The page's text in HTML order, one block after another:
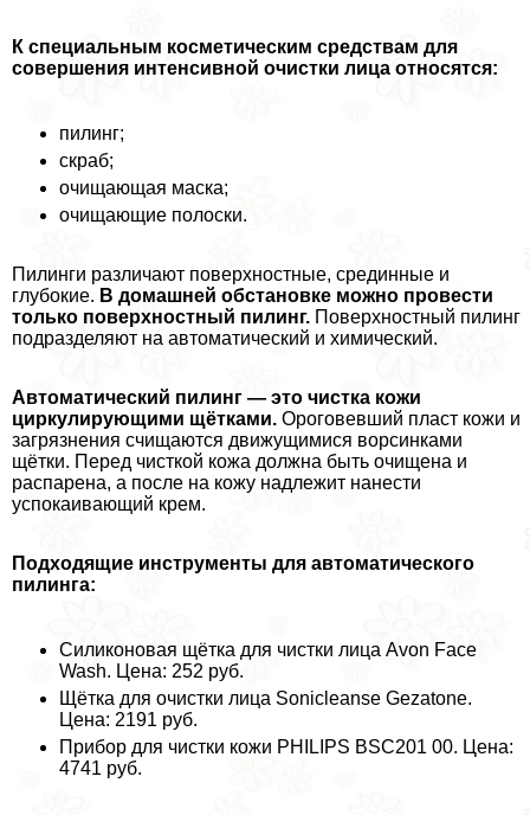
К специальным косметическим средствам для
совершения интенсивной очистки лица относятся:
пилинг;
скраб;
очищающая маска;
очищающие полоски.
Пилинги различают поверхностные, срединные и
глубокие. В домашней обстановке можно провести
только поверхностный пилинг. Поверхностный пилинг
подразделяют на автоматический и химический.
Автоматический пилинг — это чистка кожи
циркулирующими щётками. Ороговевший пласт кожи и
загрязнения счищаются движущимися ворсинками
щётки. Перед чисткой кожа должна быть очищена и
распарена, а после на кожу надлежит нанести
успокаивающий крем.
Подходящие инструменты для автоматического
пилинга:
Силиконовая щётка для чистки лица Avon Face
Wash. Цена: 252 руб.
Щётка для очистки лица Sonicleanse Gezatone.
Цена: 2191 руб.
Прибор для чистки кожи PHILIPS BSC201 00. Цена:
4741 руб.